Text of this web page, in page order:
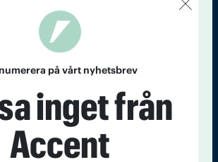
på vårt nyhetsbrev
inget från
Accent